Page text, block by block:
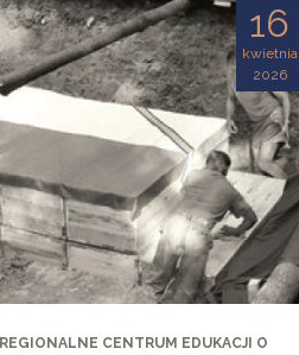
16
kwietnia
2026
REGIONALNE CENTRUM EDUKACJI O